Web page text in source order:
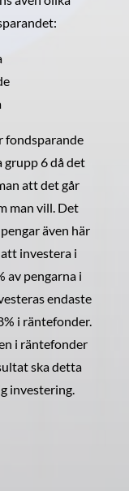
fondsparande
grupp 6 då det
att det går
man vill. Det
även här
investera i
av pengarna i
endaste
i räntefonder.
i räntefonder
ska detta
investering.